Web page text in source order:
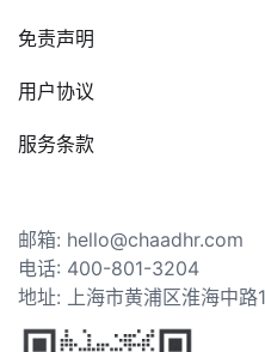
免责声明
用户协议
服务条款
邮箱: hello@chaadhr.com
电话: 400-801-3204
地址: 上海市黄浦区淮海中